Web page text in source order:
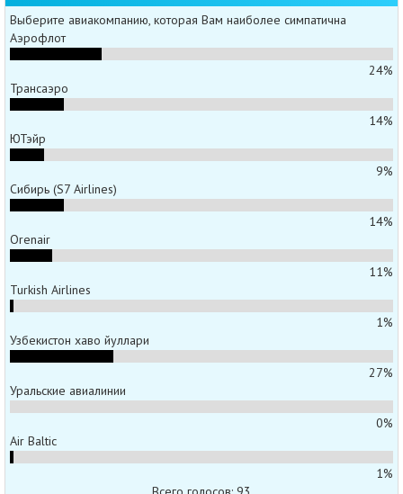
Выберите авиакомпанию, которая Вам наиболее симпатична
Аэрофлот
24%
Трансаэро
14%
ЮТэйр
9%
Сибирь (S7 Airlines)
14%
Orenair
11%
Turkish Airlines
1%
Узбекистон хаво йуллари
27%
Уральские авиалинии
0%
Air Baltic
1%